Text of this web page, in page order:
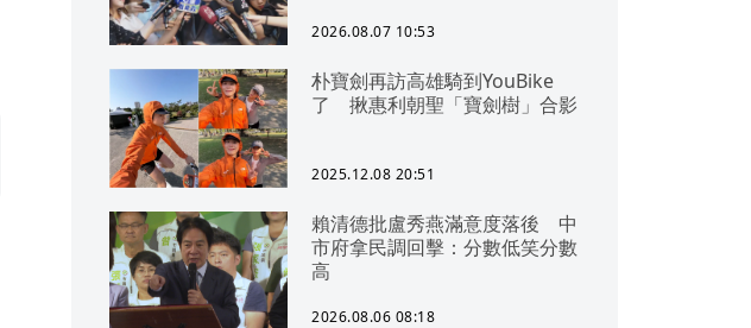
2026.08.07 10:53
朴寶劍再訪高雄騎到YouBike
了 揪惠利朝聖「寶劍樹」合影
2025.12.08 20:51
賴清德批盧秀燕滿意度落後 中
市府拿民調回擊：分數低笑分數
高
2026.08.06 08:18